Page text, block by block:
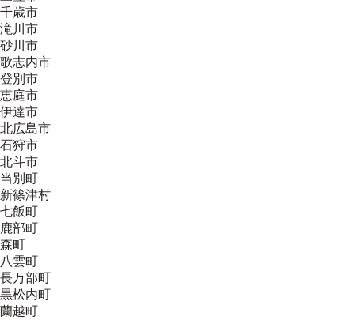
千歳市
滝川市
砂川市
歌志内市
登別市
恵庭市
伊達市
北広島市
石狩市
北斗市
当別町
新篠津村
七飯町
鹿部町
森町
八雲町
長万部町
黒松内町
蘭越町